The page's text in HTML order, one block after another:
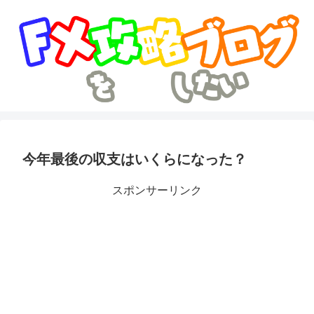
今年最後の収支はいくらになった？
スポンサーリンク